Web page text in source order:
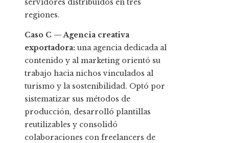
servidores distribuidos en tres
regiones.
Caso C — Agencia creativa
exportadora: una agencia dedicada al
contenido y al marketing orientó su
trabajo hacia nichos vinculados al
turismo y la sostenibilidad. Optó por
sistematizar sus métodos de
producción, desarrolló plantillas
reutilizables y consolidó
colaboraciones con freelancers de